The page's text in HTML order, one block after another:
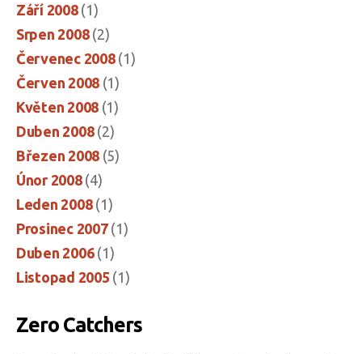
Září 2008(1)
Srpen 2008(2)
Červenec 2008(1)
Červen 2008 (1)
Květen 2008 (1)
Duben 2008(2)
Březen 2008 (5)
Únor 2008(4)
Leden 2008(1)
Prosinec 2007(1)
Duben 2006(1)
Listopad 2005 (1)
Zero Catchers